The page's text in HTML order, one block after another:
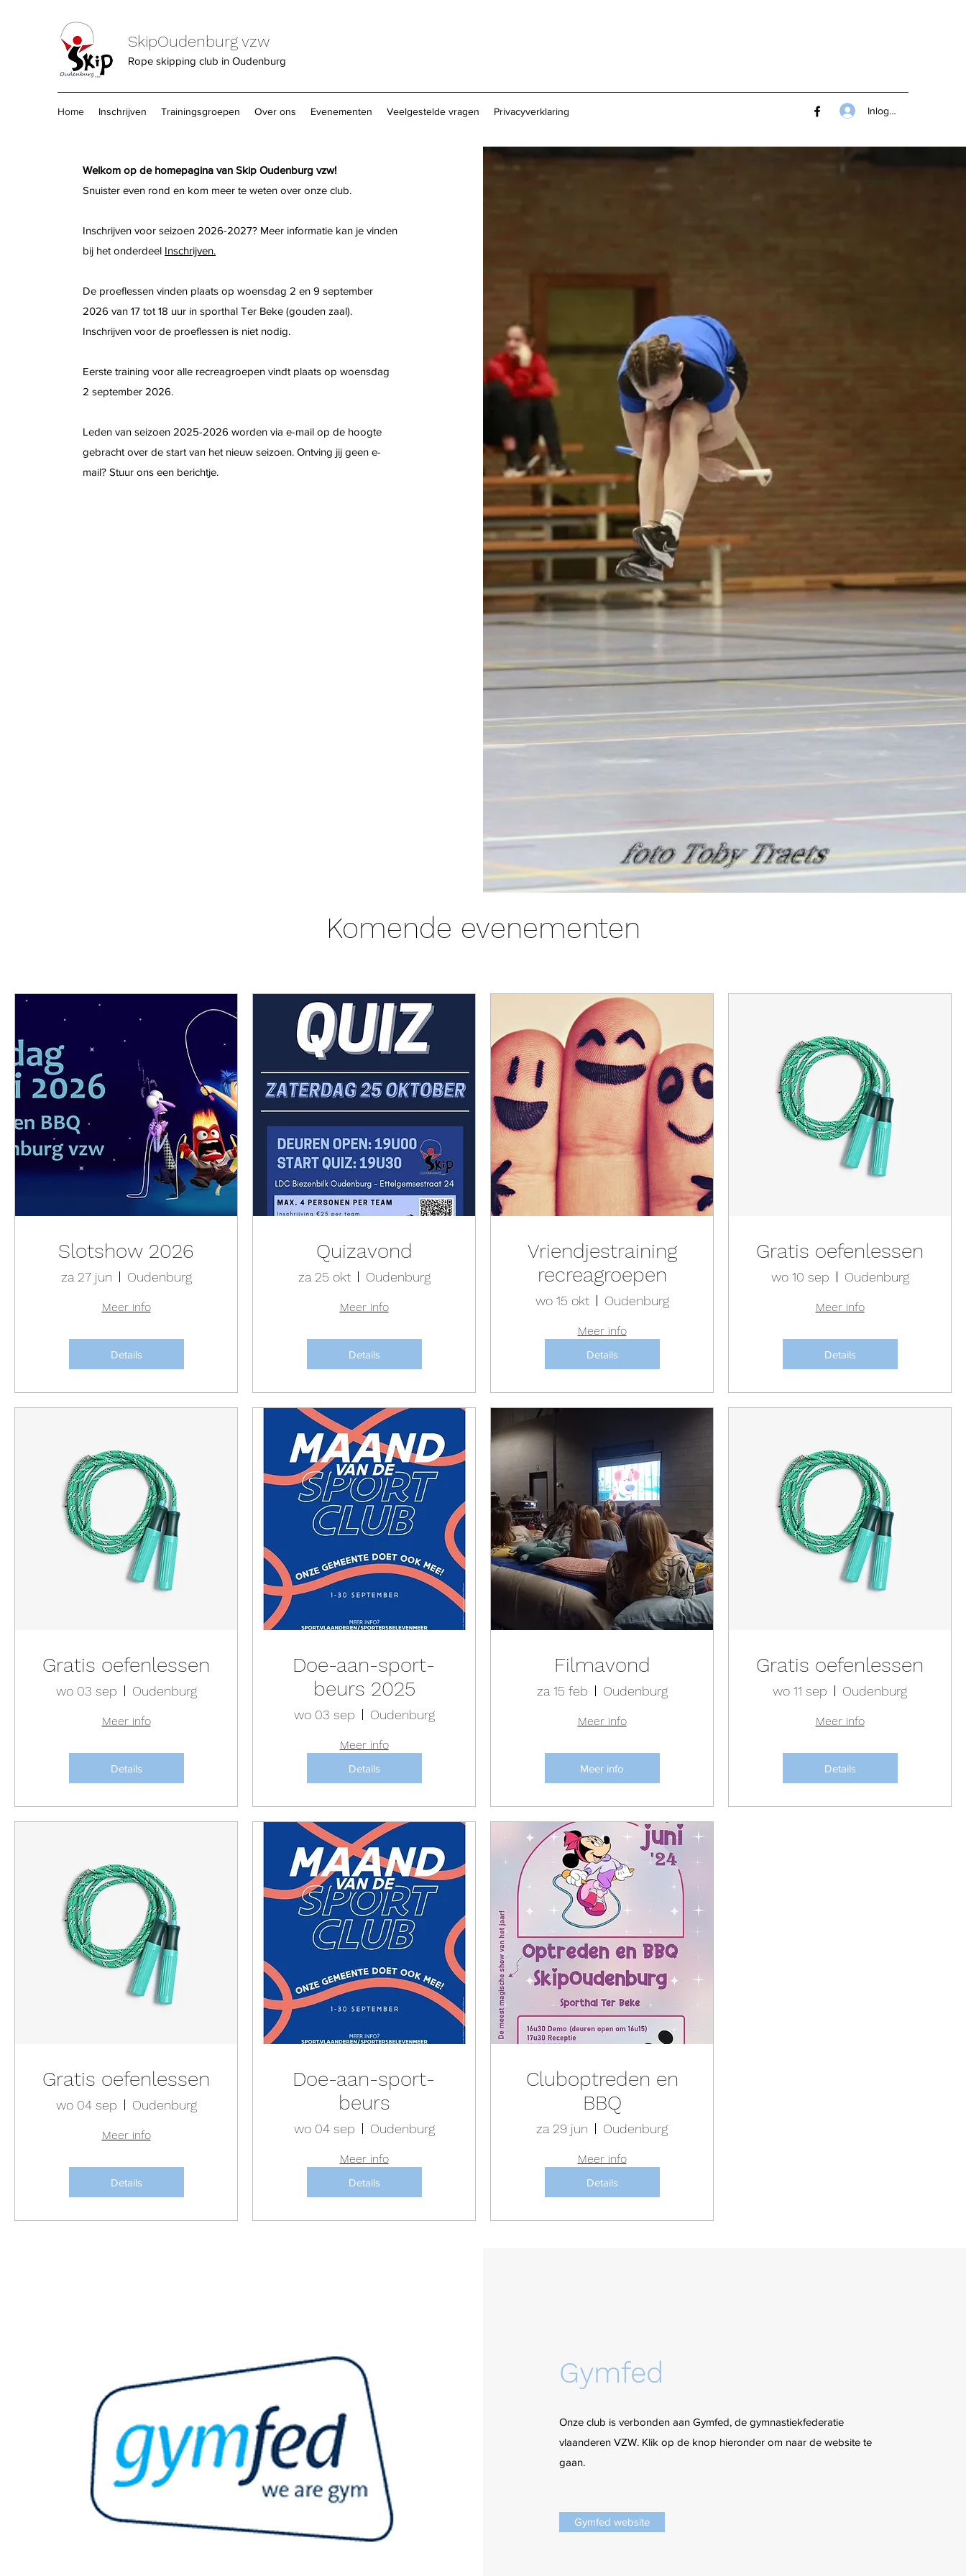
SkipOudenburg vzw
Rope skipping club in Oudenburg
Home Inschrijven Trainingsgroepen Over ons Evenementen Veelgestelde vragen Privacyverklaring Inloggen
Welkom op de homepagina van Skip Oudenburg vzw!
Snuister even rond en kom meer te weten over onze club.
Inschrijven voor seizoen 2026-2027? Meer informatie kan je vinden
bij het onderdeel Inschrijven.
De proeflessen vinden plaats op woensdag 2 en 9 september
2026 van 17 tot 18 uur in sporthal Ter Beke (gouden zaal).
Inschrijven voor de proeflessen is niet nodig.
Eerste training voor alle recreagroepen vindt plaats op woensdag
2 september 2026.​
Leden van seizoen 2025-2026 worden via e-mail op de hoogte
gebracht over de start van het nieuw seizoen. Ontving jij geen e-
mail? Stuur ons een berichtje.
Komende evenementen
Slotshow 2026
za 27 jun Oudenburg
Meer info
Details
Quizavond
za 25 okt Oudenburg
Meer info
Details
Vriendjestraining
recreagroepen
wo 15 okt Oudenburg
Meer info
Details
Gratis oefenlessen
wo 10 sep Oudenburg
Meer info
Details
Gratis oefenlessen
wo 03 sep Oudenburg
Meer info
Details
Doe-aan-sport-
beurs 2025
wo 03 sep Oudenburg
Meer info
Details
Filmavond
za 15 feb Oudenburg
Meer info
Meer info
Gratis oefenlessen
wo 11 sep Oudenburg
Meer info
Details
Gratis oefenlessen
wo 04 sep Oudenburg
Meer info
Details
Doe-aan-sport-
beurs
wo 04 sep Oudenburg
Meer info
Details
Cluboptreden en
BBQ
za 29 jun Oudenburg
Meer info
Details
Gymfed
Onze club is verbonden aan Gymfed, de gymnastiekfederatie
vlaanderen VZW. Klik op de knop hieronder om naar de website te
gaan.
Gymfed website